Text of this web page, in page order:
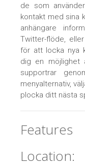
de som
kontakt med sina
anhängare
Twitter-flöde,
för att locka nya
dig en möjlighet
supportrar
menyalternativ,
plocka ditt nästa
Features
Location: